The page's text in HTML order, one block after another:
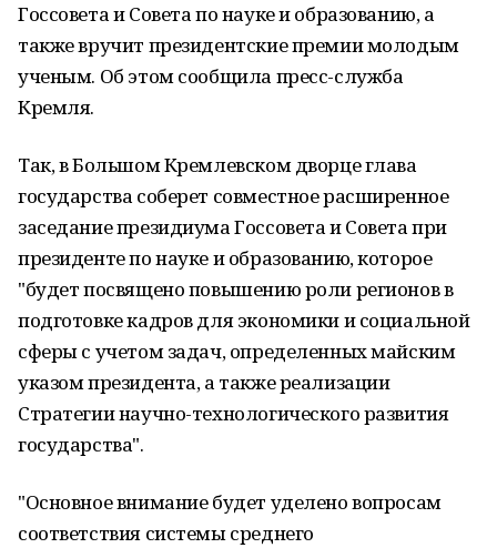
Госсовета и Совета по науке и образованию, а
также вручит президентские премии молодым
ученым. Об этом сообщила пресс-служба
Кремля.
Так, в Большом Кремлевском дворце глава
государства соберет совместное расширенное
заседание президиума Госсовета и Совета при
президенте по науке и образованию, которое
"будет посвящено повышению роли регионов в
подготовке кадров для экономики и социальной
сферы с учетом задач, определенных майским
указом президента, а также реализации
Стратегии научно-технологического развития
государства".
"Основное внимание будет уделено вопросам
соответствия системы среднего